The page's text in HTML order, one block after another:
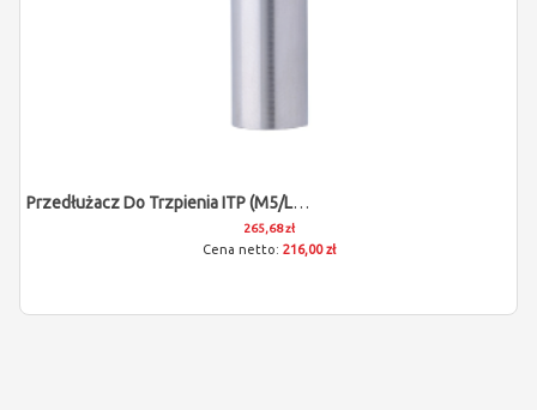
Przedłużacz Do Trzpienia ITP (M5/L75/D18)
265,68 zł
216,00 zł